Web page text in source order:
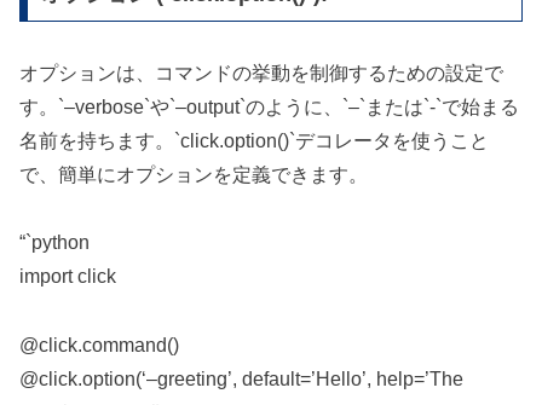
オプションは、コマンドの挙動を制御するための設定で
す。`–verbose`や`–output`のように、`–`または`-`で始まる
名前を持ちます。`click.option()`デコレータを使うこと
で、簡単にオプションを定義できます。
“`python
import click
@click.command()
@click.option(‘–greeting’, default=’Hello’, help=’The